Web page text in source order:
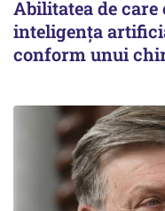
Abilitatea de care
inteligența
conform unui